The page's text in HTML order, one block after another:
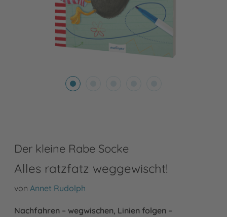
Der kleine Rabe Socke
Alles ratzfatz weggewischt!
von Annet Rudolph
Nachfahren – wegwischen, Linien folgen –